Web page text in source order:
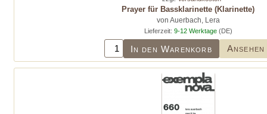
Prayer für Bassklarinette (Klarinette)
von Auerbach, Lera
Lieferzeit: 9-12 Werktage(DE)
In den Warenkorb Ansehen